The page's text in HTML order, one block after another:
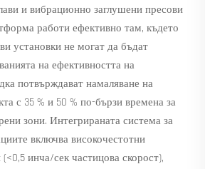
и вибрационно заглушени пресови
работи ефективно там, където
установки не могат да бъдат
на ефективността на
потвърждават намаляване на
с 35 % и 50 % по-бързи времена за
зони. Интегрираната система за
включва високочестотни
инча/сек частицова скорост),